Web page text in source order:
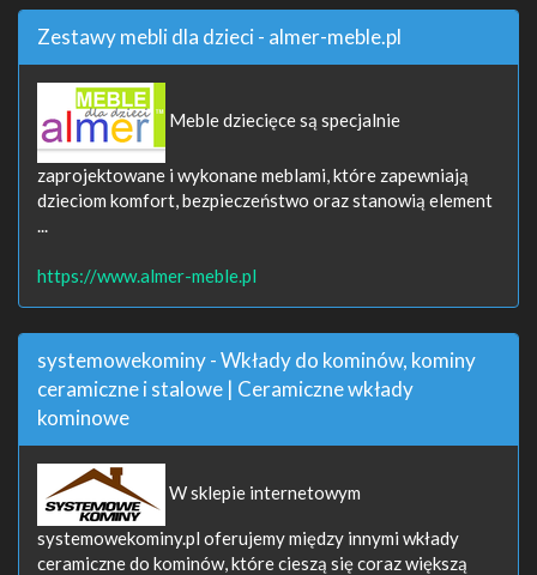
Zestawy mebli dla dzieci - almer-meble.pl
Meble dziecięce są specjalnie
zaprojektowane i wykonane meblami, które zapewniają
dzieciom komfort, bezpieczeństwo oraz stanowią element
https://www.almer-meble.pl
systemowekominy - Wkłady do kominów, kominy
ceramiczne i stalowe | Ceramiczne wkłady
kominowe
W sklepie internetowym
systemowekominy.pl oferujemy między innymi wkłady
ceramiczne do kominów, które cieszą się coraz większą